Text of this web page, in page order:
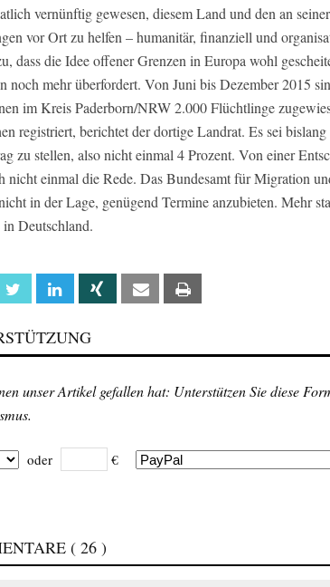
vernünftig gewesen, diesem Land und den an
vor Ort zu helfen – humanitär, finanziell und
dass die Idee offener Grenzen in Europa wohl
noch mehr überfordert. Von Juni bis Dezember 2015
im Kreis Paderborn/NRW 2.000 Flüchtlinge
registriert, berichtet der dortige Landrat. Es sei
zu stellen, also nicht einmal 4 Prozent. Von einer
nicht einmal die Rede. Das Bundesamt für Migration
in der Lage, genügend Termine anzubieten. Mehr
Deutschland.
Twitter Linkedin Xing Email
unser Artikel gefallen hat: Unterstützen Sie diese
oder €
( 26 )